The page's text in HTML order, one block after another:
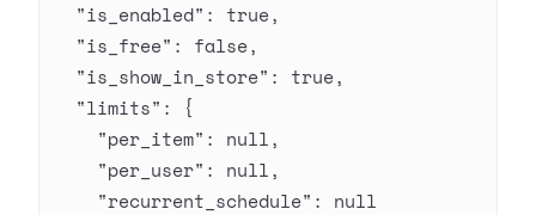
  "is_enabled"
: true,
  "is_free"
: false,
  "is_show_in_store"
: true,
  "limits"
: {
    "per_item"
: null,
    "per_user"
: null,
    "recurrent_schedule"
: null